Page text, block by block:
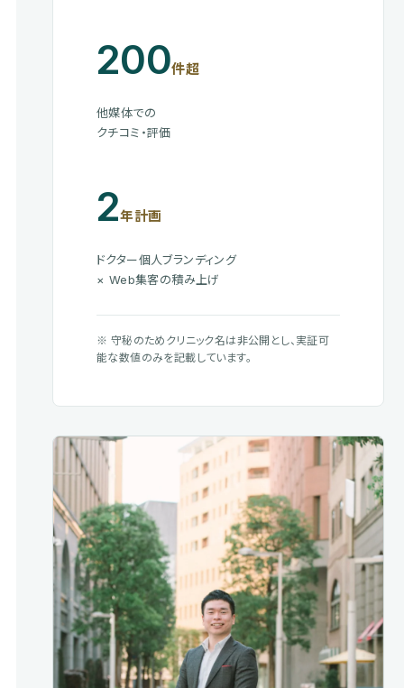
200件超
他媒体での
クチコミ・評価
2年計画
ドクター個人ブランディング
× Web集客の積み上げ
※ 守秘のためクリニック名は非公開とし、実証可
能な数値のみを記載しています。